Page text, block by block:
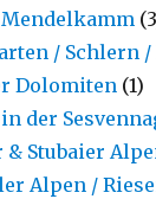
/ Schlern
Dolomiten (1)
der
& Stubaier
Alpen /